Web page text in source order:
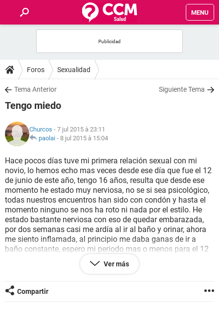
MENU
FORUMS
SALUD
FAMILIA
NUTRICIÓN
BIENESTAR
SEXUALIDAD
GLOSARIO
Foros Sexualidad
Tema Anterior Siguiente Tema
Tengo miedo
Churcos - 7 jul 2015 à 23:11
paolai - 8 jul 2015 à 15:04
Hace pocos días tuve mi primera relación sexual con mi
novio, lo hemos echo mas veces desde ese día que fue el 12
de junio de este año, tengo 16 años, resulta que desde ese
momento he estado muy nerviosa, no se si sea psicológico,
todas nuestros encuentros han sido con condón y hasta el
momento ninguno se nos ha roto ni nada por el estilo. He
estado bastante nerviosa con eso de quedar embarazada,
por dos semanas casi me ardía al ir al baño y orinar, ahora
me siento inflamada, al principio me daba ganas de ir a
baño constante, espero mi periodo mas o menos para el 12
de este mes, pero mi periodo es bastante irregular, algunas
veces me llega dos veces por mes o se me atrasa semanas,
de sangrado a lo que me tranquilice pensando que era mi
periodo, me puse un protector esperando a que me llegara
Ver más
Compartir